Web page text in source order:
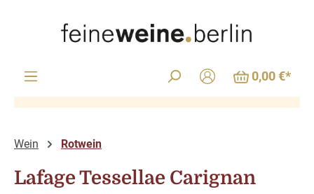
0,00 €*
Wein Rotwein
Lafage Tessellae Carignan